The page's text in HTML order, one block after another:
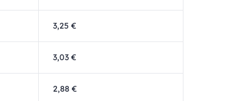
3,25 €
3,03 €
2,88 €